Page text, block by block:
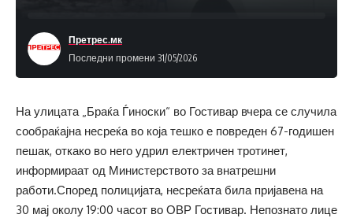
Последни промени 31/05/2026
Претрес.мк
На улицата „Браќа Ѓиноски“ во Гостивар вчера се случила
сообраќајна несреќа во која тешко е повреден 67-годишен
пешак, откако во него удрил електричен тротинет,
информираат од Министерството за внатрешни
работи.Според полицијата, несреќата била пријавена на
30 мај околу 19:00 часот во ОВР Гостивар. Непознато лице